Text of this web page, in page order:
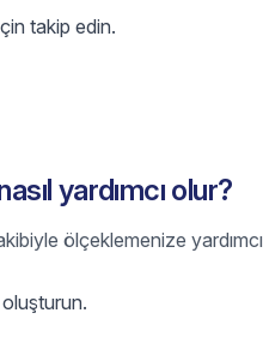
takip edin.
yardımcı olur?
ölçeklemenize